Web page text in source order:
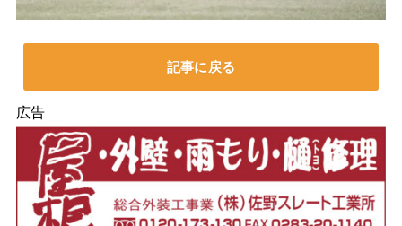
記事に戻る
広告